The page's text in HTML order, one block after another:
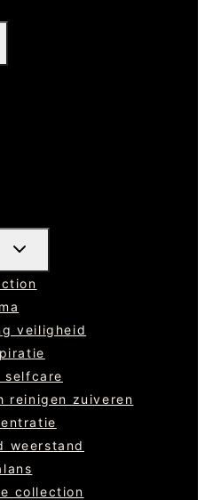
SUBMENU
veiligheid
selfcare
reinigen zuiveren
weerstand
collection